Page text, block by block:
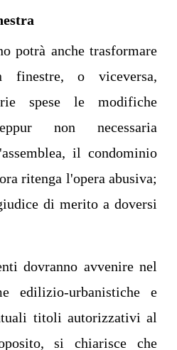
potrà anche trasformare
finestre, o viceversa,
spese le modifiche
non necessaria
il condominio
ritenga l'opera abusiva;
di merito a doversi
dovranno avvenire nel
edilizio-urbanistiche e
titoli autorizzativi al
si chiarisce che